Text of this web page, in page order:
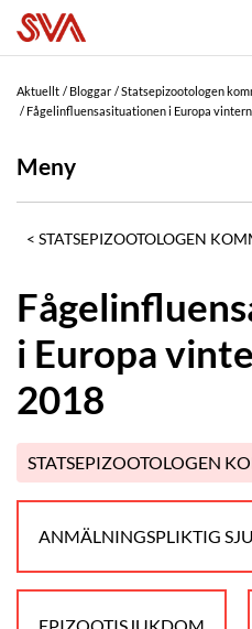
Aktuellt Bloggar
Statsepizootologen
Fågelinfluensasituationen i Europa
Meny
STATSEPIZOOTOLOGEN
i Europa
2018
STATSEPIZOOTOLOGEN
ANMÄLNINGSPLIKTIG